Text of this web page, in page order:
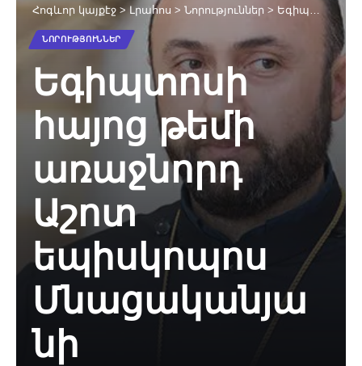
Հոգևոր կայքէջ >Լրահոս > Նորություններ > Եգիպտոսի հայոց թեմի առաջնորդ Աշոտ եպիսկոպոս Մնացականյանի հայտարարությունը
ՆՈՐՈՒԹՅՈՒՆՆԵՐ
Եգիպտոսի
հայոց թեմի
առաջնորդ
Աշոտ
եպիսկոպոս
Մնացականյա
նի